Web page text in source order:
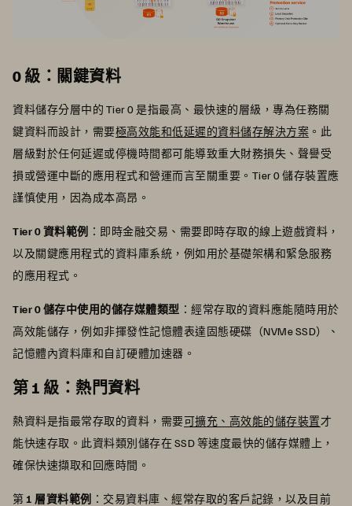
0 級：關鍵資料
資料儲存分層中的 Tier 0 是指最高、最快速的層級，專為任務關
鍵資料而設計，需要極高效能和低延遲的資料儲存解決方案 。此
層級對於任何延遲或停機時間都可能導致重大財務損失、聲譽受
損或營運中斷的應用程式和營運而言至關重要。Tier 0 儲存裝置應
謹慎使用，因為成本高昂。
Tier 0 資料範例 ：即時金融交易、需要即時存取的線上遊戲資料，
以及關鍵應用程式的資料庫系統，例如用於基礎架構和緊急服務
的應用程式。
Tier 0 儲存中使用的儲存媒體類型 ：經常存取的資料應能隨時用於
高效能儲存，例如非揮發性記憶體表達固態硬碟（NVMe SSD）、
記憶體內資料庫和自訂硬體加速器。
第 1 級：熱門資料
熱資料是指最常存取的資料，需要可擴充、高效能的儲存裝置才
能快速存取。此資料類別儲存在 SSD 等速度最快的儲存媒體上，
確保快速擷取和回應時間。
第 1 層資料範例 ：交易資料庫、經常存取的客戶記錄，以及目前